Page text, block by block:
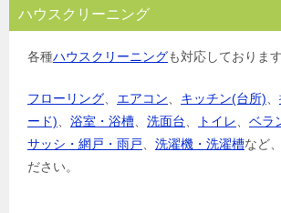
ハウスクリーニング
各種ハウスクリーニングも対応しております
フローリング エアコン キッチン(台所)
ード)
浴室・浴槽 洗面台 トイレ ベラ
サッシ・網戸・雨戸
洗濯機・洗濯槽など
ださい。